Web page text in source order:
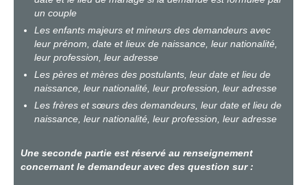
un couple
Les enfants majeurs et mineurs des demandeurs avec
leur prénom, date et lieux de naissance, leur nationalité,
leur profession, leur adresse
Les pères et mères des postulants, leur date et lieu de
naissance, leur nationalité, leur profession, leur adresse
Les frères et sœurs des demandeurs, leur date et lieu de
naissance, leur nationalité, leur profession, leur adresse
Une seconde partie est réservé au renseignement
concernant le demandeur avec des question sur :